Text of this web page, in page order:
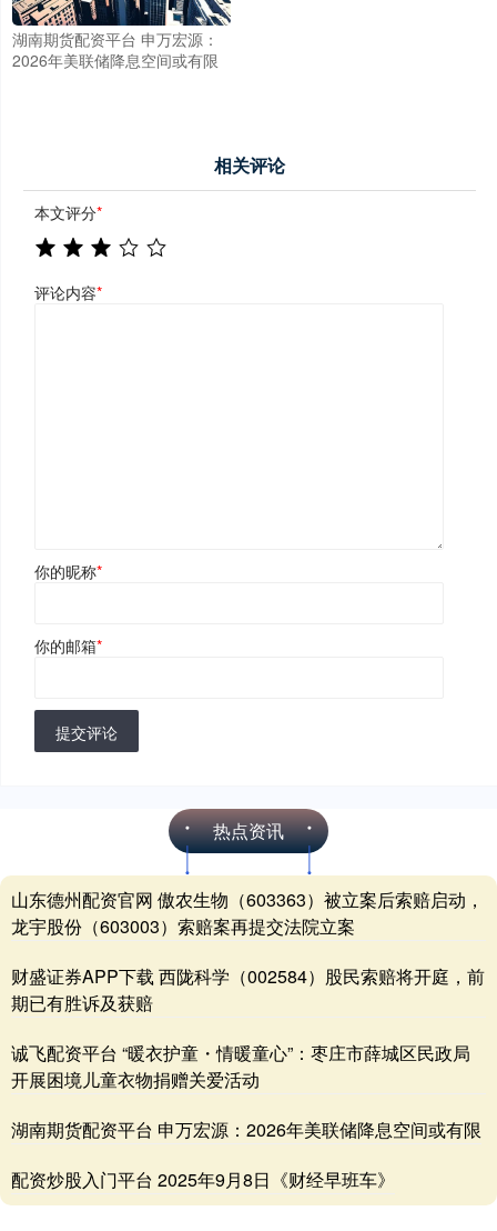
湖南期货配资平台 申万宏源：
2026年美联储降息空间或有限
相关评论
本文评分*
评论内容*
你的昵称*
你的邮箱*
提交评论
热点资讯
山东德州配资官网 傲农生物（603363）被立案后索赔启动，
龙宇股份（603003）索赔案再提交法院立案
财盛证券APP下载 西陇科学（002584）股民索赔将开庭，前
期已有胜诉及获赔
诚飞配资平台 “暖衣护童・情暖童心”：枣庄市薛城区民政局
开展困境儿童衣物捐赠关爱活动
湖南期货配资平台 申万宏源：2026年美联储降息空间或有限
配资炒股入门平台 2025年9月8日《财经早班车》